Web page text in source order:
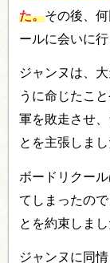
た。その後、
ールに会いに
ジャンヌは、
うに命じたこ
軍を敗走させ、
とを主張しまし
ボードリクー
てしまったので
とを約束しまし
ジャンヌに同